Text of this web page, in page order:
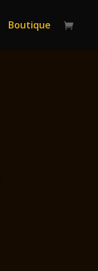
Boutique